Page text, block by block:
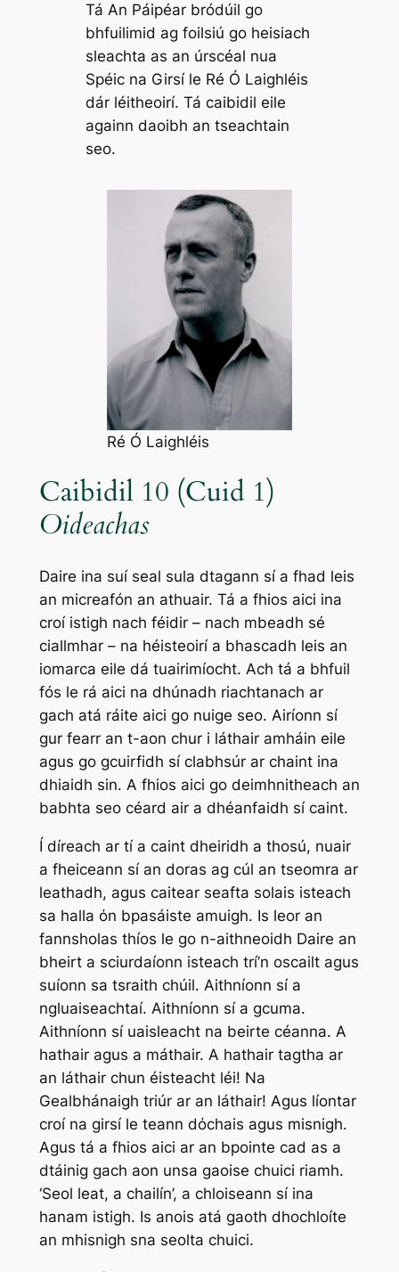
Tá An Páipéar bródúil go
bhfuilimid ag foilsiú go heisiach
sleachta as an úrscéal nua
Spéic na Girsí le Ré Ó Laighléis
dár léitheoirí. Tá caibidil eile
againn daoibh an tseachtain
seo.
Ré Ó Laighléis
Caibidil 10 (Cuid 1)
Oideachas
Daire ina suí seal sula dtagann sí a fhad leis
an micreafón an athuair. Tá a fhios aici ina
croí istigh nach féidir – nach mbeadh sé
ciallmhar – na héisteoirí a bhascadh leis an
iomarca eile dá tuairimíocht. Ach tá a bhfuil
fós le rá aici na dhúnadh riachtanach ar
gach atá ráite aici go nuige seo. Airíonn sí
gur fearr an t-aon chur i láthair amháin eile
agus go gcuirfidh sí clabhsúr ar chaint ina
dhiaidh sin. A fhios aici go deimhnitheach an
babhta seo céard air a dhéanfaidh sí caint.
Í díreach ar tí a caint dheiridh a thosú, nuair
a fheiceann sí an doras ag cúl an tseomra ar
leathadh, agus caitear seafta solais isteach
sa halla όn bpasáiste amuigh. Is leor an
fannsholas thíos le go n-aithneoidh Daire an
bheirt a sciurdaíonn isteach trí’n oscailt agus
suíonn sa tsraith chúil. Aithníonn sí a
ngluaiseachtaí. Aithníonn sí a gcuma.
Aithníonn sí uaisleacht na beirte céanna. A
hathair agus a máthair. A hathair tagtha ar
an láthair chun éisteacht léi! Na
Gealbhánaigh triúr ar an láthair! Agus líontar
croí na girsí le teann dόchais agus misnigh.
Agus tá a fhios aici ar an bpointe cad as a
dtáinig gach aon unsa gaoise chuici riamh.
‘Seol leat, a chailín’, a chloiseann sí ina
hanam istigh. Is anois atá gaoth dhochloíte
an mhisnigh sna seolta chuici.